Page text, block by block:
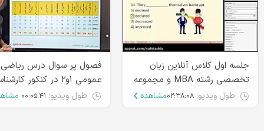
جلسه اول کلاس آنلاین زبان
تخصصی رشته MBA و مجموعه
مدیریتطول ویدیو: ۰۲:۳۸:۰۸مشاهده
فصول پر سوال درس ریاضی
عمومی ۱و۲ در کنکور
ارشدطول ویدیو: ۰۰:۰۵:۴۱